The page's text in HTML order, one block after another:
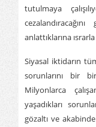
tutulmaya
anlattıklarına
Siyasal iktidarın
sorunlarını bir
Milyonlarca
yaşadıkları
gözaltı ve